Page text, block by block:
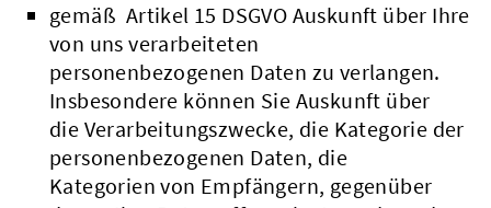
gemäß Artikel 15 DSGVO Auskunft über Ihre
von uns verarbeiteten
personenbezogenen Daten zu verlangen.
Insbesondere können Sie Auskunft über
die Verarbeitungszwecke, die Kategorie der
personenbezogenen Daten, die
Kategorien von Empfängern, gegenüber